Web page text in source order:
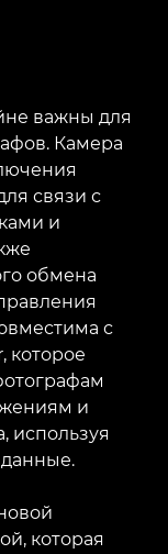
важны для
Камера
связи с
и
обмена
с
которое
и
используя
которая